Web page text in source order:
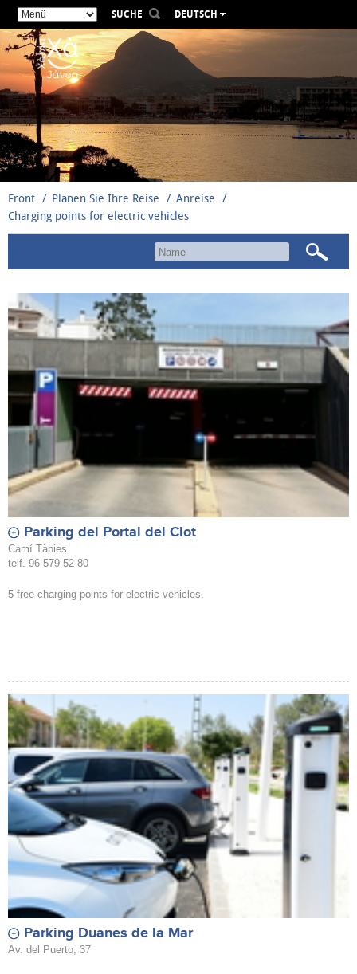
SUCHE
DEUTSCH
ESPAÑOL
VALENCIÀ
FRANÇAIS
РУССКИЙ
Front Planen Sie Ihre Reise
Anreise
Charging points for electric vehicles
Parking del Portal del Clot
Camí Tàpies
telf. 96 579 52 80
5 free charging points for electric vehicles.
Parking Duanes de la Mar
Av. del Puerto, 37